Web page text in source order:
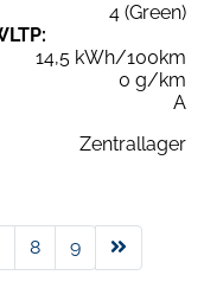
4 (Green)
14,5 kWh/100km
0 g/km
A
Zentrallager
8 9